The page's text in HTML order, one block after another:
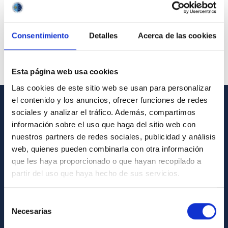
Consentimiento Detalles Acerca de las cookies
Esta página web usa cookies
Las cookies de este sitio web se usan para personalizar
el contenido y los anuncios, ofrecer funciones de redes
sociales y analizar el tráfico. Además, compartimos
información sobre el uso que haga del sitio web con
nuestros partners de redes sociales, publicidad y análisis
web, quienes pueden combinarla con otra información
que les haya proporcionado o que hayan recopilado a
partir del uso que haya hecho de sus servicios.
Necesarias
GENERAL INFORMATION
Contact
How to get to the IAC
List of personnel
Library
General register